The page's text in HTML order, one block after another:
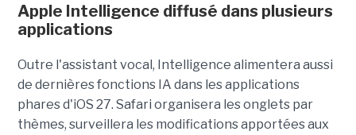
Apple Intelligence diffusé dans plusieurs
applications
Outre l'assistant vocal, Intelligence alimentera aussi
de dernières fonctions IA dans les applications
phares d'iOS 27. Safari organisera les onglets par
thèmes, surveillera les modifications apportées aux